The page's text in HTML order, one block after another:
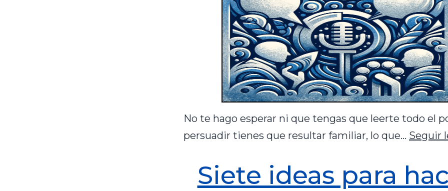
No te hago esperar ni que tengas que leerte todo el
persuadir tienes que resultar familiar, lo que… Seguir
Siete ideas para